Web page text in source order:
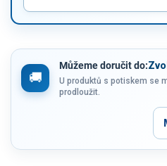
Můžeme doručit do:
U produktů s potiskem se
prodloužit.